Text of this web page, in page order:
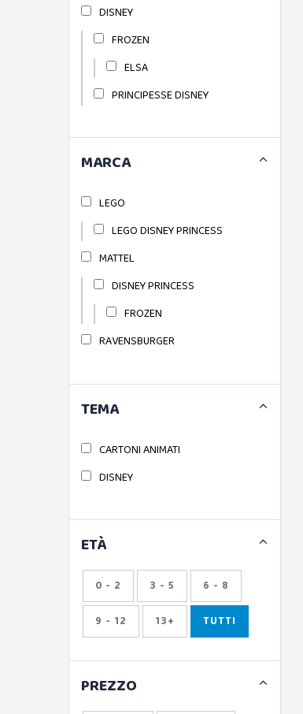
DISNEY
FROZEN
ELSA
PRINCIPESSE DISNEY
MARCA
LEGO
LEGO DISNEY PRINCESS
MATTEL
DISNEY PRINCESS
FROZEN
RAVENSBURGER
TEMA
CARTONI ANIMATI
DISNEY
ETÀ
0 - 2 3 - 5 6 - 8
9 - 12 13+ TUTTI
PREZZO